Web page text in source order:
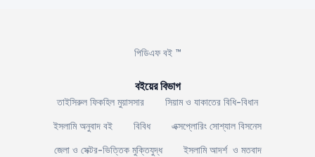
পিডিএফ বই ™
বইয়ের বিভাগ
তাইসিরুল ফিকহিল মুয়াসসার
সিয়াম ও যাকাতের বিধি-বিধান
ইসলামি অনুবাদ বই
বিবিধ
এক্সপ্লোরিং সোশ্যাল বিসনেস
জেলা ও সেক্টর-ভিত্তিক মুক্তিযুদ্ধ
ইসলামি আদর্শ ও মতবাদ